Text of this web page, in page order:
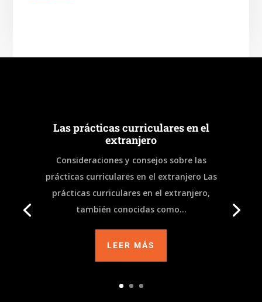
b
k
a
Las prácticas curriculares en el
extranjero
Consideraciones y consejos sobre las
prácticas curriculares en el extranjero Las
prácticas curriculares en el extranjero,
también conocidas como...
LEER MÁS